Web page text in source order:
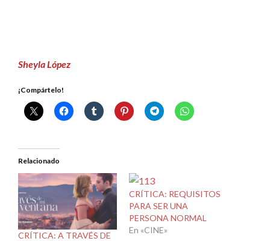
Sheyla López
¡Compártelo!
Relacionado
CRÍTICA: A TRAVÉS DE
CRÍTICA: REQUISITOS
PARA SER UNA
PERSONA NORMAL
En «CINE»